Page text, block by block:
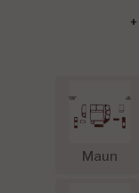
+
Maun